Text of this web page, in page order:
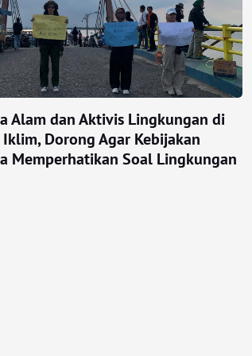
Alam dan Aktivis Lingkungan di
Iklim, Dorong Agar Kebijakan
Memperhatikan Soal Lingkungan